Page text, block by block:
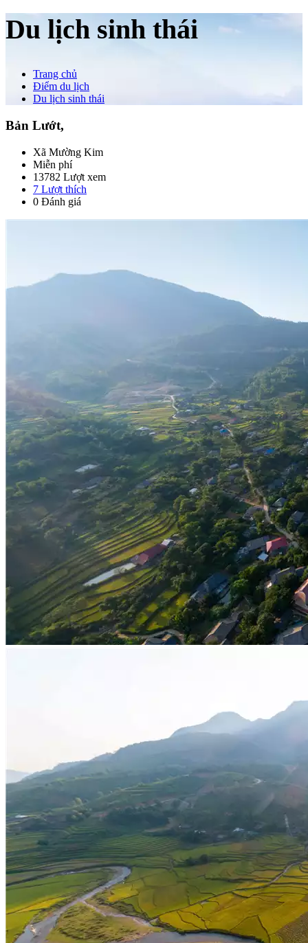
Du lịch sinh thái
Trang chủ
Điểm du lịch
Du lịch sinh thái
Bản Lướt,
Xã Mường Kim
Miễn phí
13782 Lượt xem
7 Lượt thích
0 Đánh giá